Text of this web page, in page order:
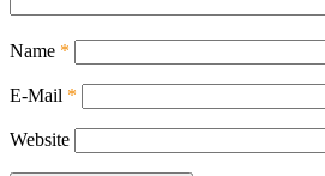
Name *
E-Mail *
Website